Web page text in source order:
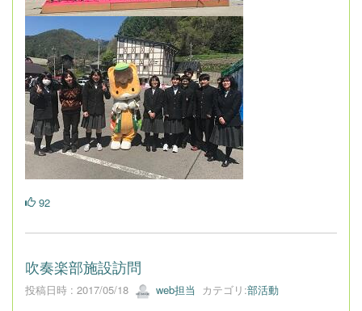
92
吹奏楽部施設訪問
投稿日時 : 2017/05/18 web担当 カテゴリ:部活動